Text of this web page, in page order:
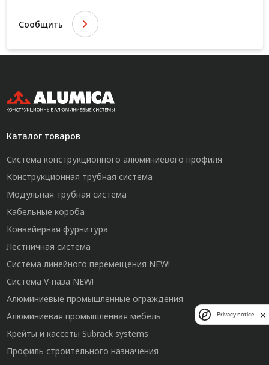
Сообщить
Каталог товаров
Система конструкционного алюминиевого профиля
Конструкционная трубная система
Модульная трубная система
Кабельные короба
Конвейерная фурнитура
Лестничная система
Система линейного перемещения NEW!
Система V-паза NEW!
Алюминиевые промышленные ограждения
Алюминиевая промышленная мебель
Крейты и кассеты Subrack systems
Профиль строительного назначения
Privacy notice